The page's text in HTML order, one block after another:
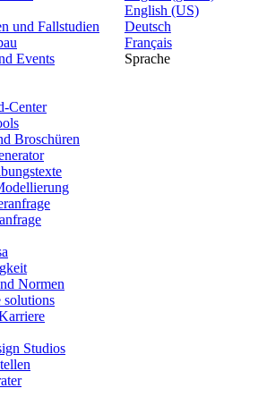
English (US)
Deutsch
Français
Sprache
und Fallstudien
Events
Center
Broschüren
Normen
solutions
Studios